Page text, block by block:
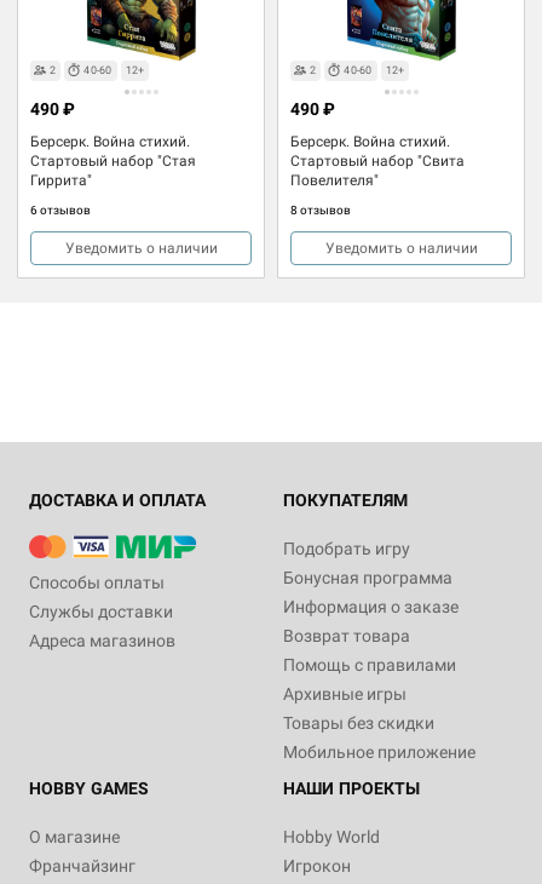
2 40-60 12+
Берсерк. Война стихий.
Стартовый набор "Стая
Гиррита"
6 отзывов
490 ₽
Уведомить о наличии
2 40-60 12+
Берсерк. Война стихий.
Стартовый набор "Свита
Повелителя"
8 отзывов
490 ₽
Уведомить о наличии
ДОСТАВКА И ОПЛАТА
Способы оплаты
Службы доставки
Адреса магазинов
ПОКУПАТЕЛЯМ
Подобрать игру
Бонусная программа
Информация о заказе
Возврат товара
Помощь с правилами
Архивные игры
Товары без скидки
Мобильное приложение
HOBBY GAMES
О магазине
Франчайзинг
НАШИ ПРОЕКТЫ
Hobby World
Игрокон